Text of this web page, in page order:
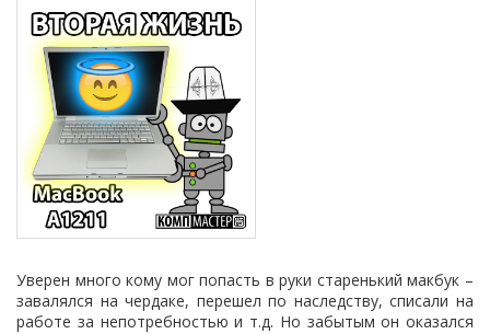
Уверен много кому мог попасть в руки старенький макбук –
завалялся на чердаке, перешел по наследству, списали на
работе за непотребностью и т.д. Но забытым он оказался